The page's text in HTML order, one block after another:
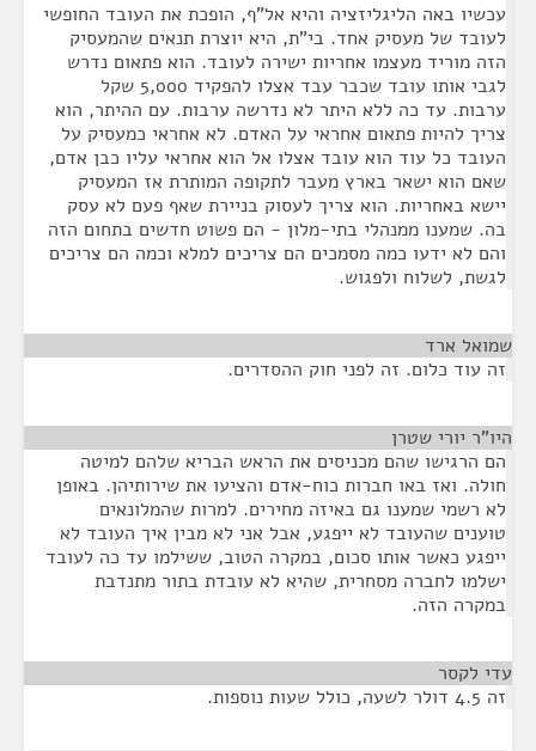
עכשיו באה הליגליזציה והיא אל"ף, הופכת את העובד החופשי
לעובד של מעסיק אחד. בי"ת, היא יוצרת תנאים שהמעסיק
הזה מוריד מעצמו אחריות ישירה לעובד. הוא פתאום נדרש
לגבי אותו עובד שכבר עבד אצלו להפקיד 5,000 שקל
ערבות. עד כה ללא היתר לא נדרשה ערבות. עם ההיתר, הוא
צריך להיות פתאום אחראי על האדם. לא אחראי כמעסיק על
העובד כל עוד הוא עובד אצלו אל הוא אחראי עליו כבן אדם,
שאם הוא ישאר בארץ מעבר לתקופה המותרת אז המעסיק
יישא באחריות. הוא צריך לעסוק בניירת שאף פעם לא עסק
בה. שמענו ממנהלי בתי-מלון - הם פשוט חדשים בתחום הזה
והם לא ידעו כמה מסמכים הם צריכים למלא וכמה הם צריכים
לגשת, לשלוח ולפגוש.
שמואל ארד
זה עוד כלום. זה לפני חוק ההסדרים.
היו"ר יורי שטרן
הם הרגישו שהם מכניסים את הראש הבריא שלהם למיטה
חולה. ואז באו חברות כוח-אדם והציעו את שירותיהן. באופן
לא רשמי שמענו גם באיזה מחירים. למרות שהמלונאים
טוענים שהעובד לא ייפגע, אבל אני לא מבין איך העובד לא
ייפגע כאשר אותו סכום, במקרה הטוב, ששילמו עד כה לעובד
ישלמו לחברה מסחרית, שהיא לא עובדת בתור מתנדבת
במקרה הזה.
עדי לקסר
זה 4.5 דולר לשעה, כולל שעות נוספות.